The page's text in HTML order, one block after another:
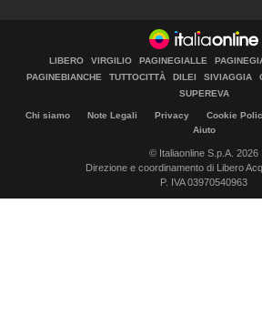
LIBERO VIRGILIO PAGINEGIALLE
PAGINEBIANCHE
TUTTOCITTÀ DILEI SIVIAGGIA
SUPEREVA
Chi siamo Note Legali Privacy Cookie
Aiuto
© Italiaonline S.p.A. 2026
Direzione e coordinamento di Libero
P. IVA 03970540963